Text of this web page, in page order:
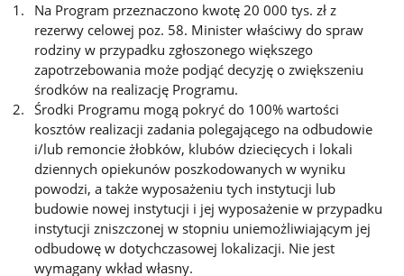
Na Program przeznaczono kwotę 20 000 tys. zł z
rezerwy celowej poz. 58. Minister właściwy do spraw
rodziny w przypadku zgłoszonego większego
zapotrzebowania może podjąć decyzję o zwiększeniu
środków na realizację Programu.
Środki Programu mogą pokryć do 100% wartości
kosztów realizacji zadania polegającego na odbudowie
i/lub remoncie żłobków, klubów dziecięcych i lokali
dziennych opiekunów poszkodowanych w wyniku
powodzi, a także wyposażeniu tych instytucji lub
budowie nowej instytucji i jej wyposażenie w przypadku
instytucji zniszczonej w stopniu uniemożliwiającym jej
odbudowę w dotychczasowej lokalizacji. Nie jest
wymagany wkład własny.